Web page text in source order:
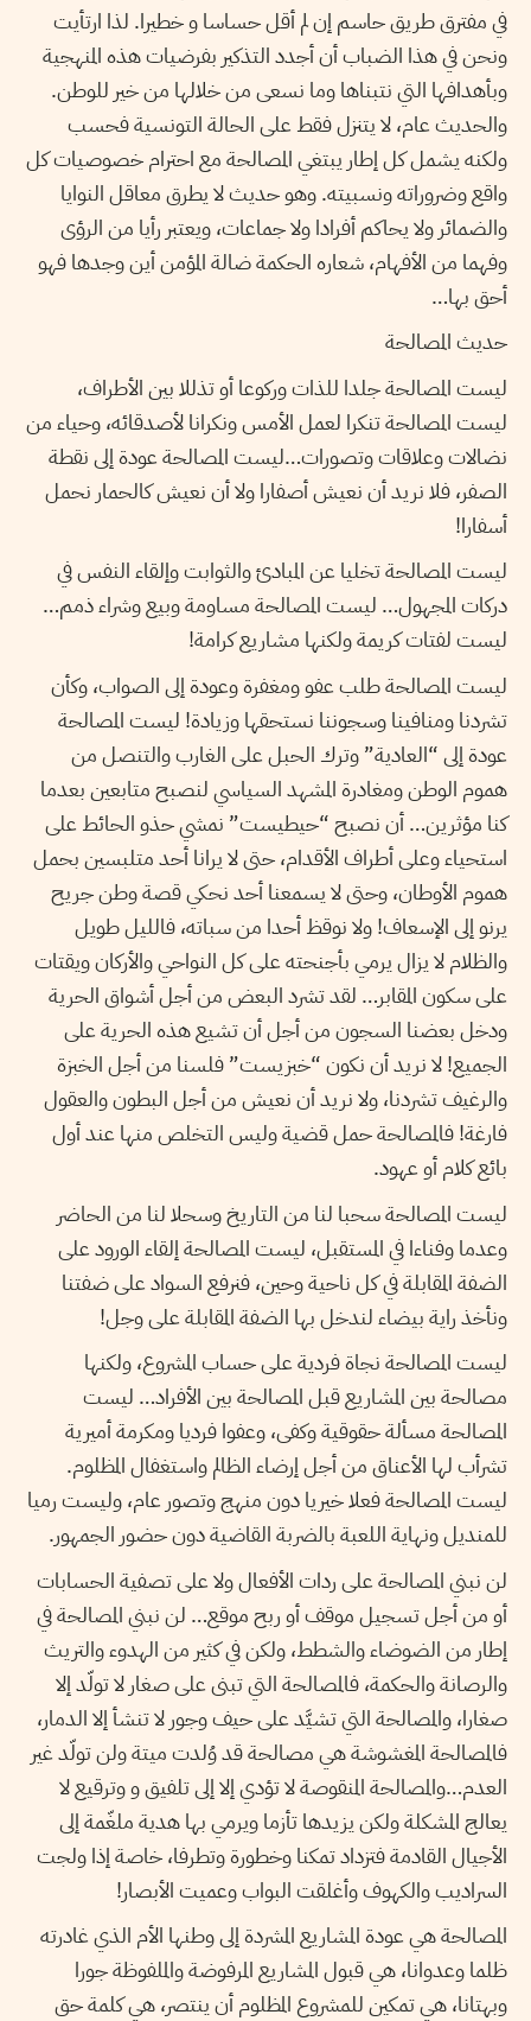
في مفترق طريق حاسم إن لم أقل حساسا و خطيرا. لذا ارتأيت
ونحن في هذا الضباب أن أجدد التذكير بفرضيات هذه المنهجية
وبأهدافها التي نتبناها وما نسعى من خلالها من خير للوطن.
والحديث عام، لا يتنزل فقط على الحالة التونسية فحسب
ولكنه يشمل كل إطار يبتغي المصالحة مع احترام خصوصيات كل
واقع وضروراته ونسبيته. وهو حديث لا يطرق معاقل النوايا
والضمائر ولا يحاكم أفرادا ولا جماعات، ويعتبر رأيا من الرؤى
وفهما من الأفهام، شعاره الحكمة ضالة المؤمن أين وجدها فهو
أحق بها…
حديث المصالحة
ليست المصالحة جلدا للذات وركوعا أو تذللا بين الأطراف،
ليست المصالحة تنكرا لعمل الأمس ونكرانا لأصدقائه، وحياء من
نضالات وعلاقات وتصورات…ليست المصالحة عودة إلى نقطة
الصفر، فلا نريد أن نعيش أصفارا ولا أن نعيش كالحمار نحمل
أسفارا!
ليست المصالحة تخليا عن المبادئ والثوابت وإلقاء النفس في
دركات المجهول… ليست المصالحة مساومة وبيع وشراء ذمم…
ليست لفتات كريمة ولكنها مشاريع كرامة!
ليست المصالحة طلب عفو ومغفرة وعودة إلى الصواب، وكأن
تشردنا ومنافينا وسجوننا نستحقها وزيادة! ليست المصالحة
عودة إلى “العادية” وترك الحبل على الغارب والتنصل من
هموم الوطن ومغادرة المشهد السياسي لنصبح متابعين بعدما
كنا مؤثرين… أن نصبح “حيطيست” نمشي حذو الحائط على
استحياء وعلى أطراف الأقدام، حتى لا يرانا أحد متلبسين بحمل
هموم الأوطان، وحتى لا يسمعنا أحد نحكي قصة وطن جريح
يرنو إلى الإسعاف! ولا نوقظ أحدا من سباته، فالليل طويل
والظلام لا يزال يرمي بأجنحته على كل النواحي والأركان ويقتات
على سكون المقابر… لقد تشرد البعض من أجل أشواق الحرية
ودخل بعضنا السجون من أجل أن تشيع هذه الحرية على
الجميع! لا نريد أن نكون “خبزيست” فلسنا من أجل الخبزة
والرغيف تشردنا، ولا نريد أن نعيش من أجل البطون والعقول
فارغة! فالمصالحة حمل قضية وليس التخلص منها عند أول
بائع كلام أو عهود.
ليست المصالحة سحبا لنا من التاريخ وسحلا لنا من الحاضر
وعدما وفناءا في المستقبل، ليست المصالحة إلقاء الورود على
الضفة المقابلة في كل ناحية وحين، فنرفع السواد على ضفتنا
ونأخذ راية بيضاء لندخل بها الضفة المقابلة على وجل!
ليست المصالحة نجاة فردية على حساب المشروع، ولكنها
مصالحة بين المشاريع قبل المصالحة بين الأفراد… ليست
المصالحة مسألة حقوقية وكفى، وعفوا فرديا ومكرمة أميرية
تشرأب لها الأعناق من أجل إرضاء الظالم واستغفال المظلوم.
ليست المصالحة فعلا خيريا دون منهج وتصور عام، وليست رميا
للمنديل ونهاية اللعبة بالضربة القاضية دون حضور الجمهور.
لن نبني المصالحة على ردات الأفعال ولا على تصفية الحسابات
أو من أجل تسجيل موقف أو ربح موقع… لن نبني المصالحة في
إطار من الضوضاء والشطط، ولكن في كثير من الهدوء والتريث
والرصانة والحكمة، فالمصالحة التي تبنى على صغار لا تولّد إلا
صغارا، والمصالحة التي تشيَّد على حيف وجور لا تنشأ إلا الدمار،
فالمصالحة المغشوشة هي مصالحة قد وُلدت ميتة ولن تولّد غير
العدم…والمصالحة المنقوصة لا تؤدي إلا إلى تلفيق و وترقيع لا
يعالج المشكلة ولكن يزيدها تأزما ويرمي بها هدية ملغّمة إلى
الأجيال القادمة فتزداد تمكنا وخطورة وتطرفا، خاصة إذا ولجت
السراديب والكهوف وأغلقت البواب وعميت الأبصار!
المصالحة هي عودة المشاريع المشردة إلى وطنها الأم الذي غادرته
ظلما وعدوانا، هي قبول المشاريع المرفوضة والملفوظة جورا
وبهتانا، هي تمكين للمشروع المظلوم أن ينتصر، هي كلمة حق